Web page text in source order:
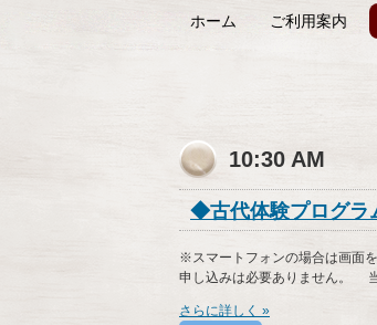
ホーム ご利用案内
10:30 AM
◆古代体験プログラ
※スマートフォンの場合は画面
申し込みは必要ありません。
さらに詳しく »